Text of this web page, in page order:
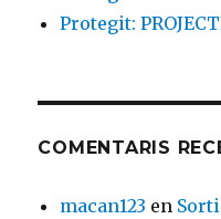
Protegit:
COMENTARIS
macan123 en